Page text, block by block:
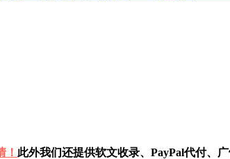
！ 此外我们还提供软文收录、PayPal代付、广